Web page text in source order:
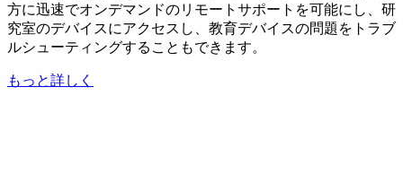
方に迅速でオンデマンドのリモートサポートを可能にし、研
究室のデバイスにアクセスし、教育デバイスの問題をトラブ
ルシューティングすることもできます。
もっと詳しく